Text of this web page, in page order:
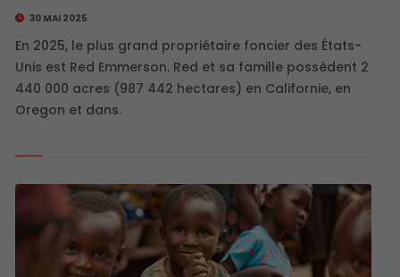
30 MAI 2025
En 2025, le plus grand propriétaire foncier des États-
Unis est Red Emmerson. Red et sa famille possèdent 2
440 000 acres (987 442 hectares) en Californie, en
Oregon et dans.